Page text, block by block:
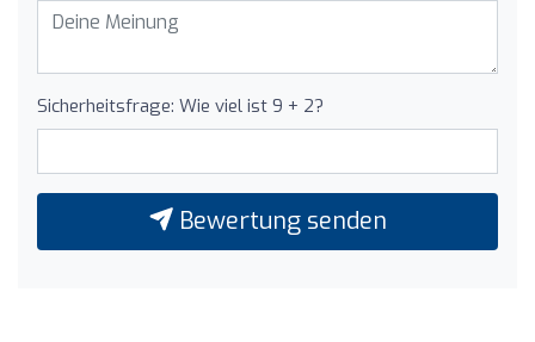
Sicherheitsfrage: Wie viel ist 9 + 2?
Bewertung senden